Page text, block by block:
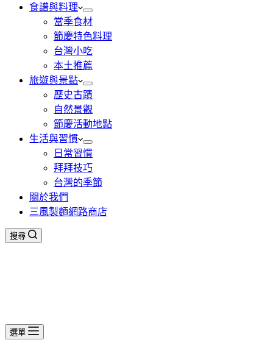
食譜與料理
當季食材
節慶特色料理
台灣小吃
本土推薦
旅遊與景點
歷史古蹟
自然景觀
節慶活動地點
生活與習慣
日常習慣
拜拜技巧
台灣的季節
關於我們
三風製麵網路商店
搜尋
選單